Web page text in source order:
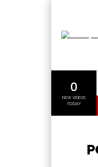
0
NEW VIDEOS
TODAY